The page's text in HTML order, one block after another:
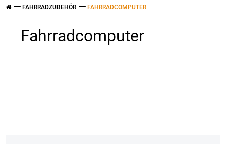
FAHRRADZUBEHÖR FAHRRADCOMPUTER
Fahrradcomputer